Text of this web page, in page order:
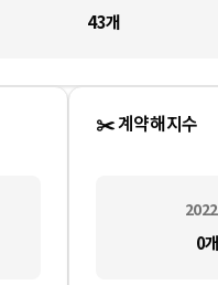
43개
✂️ 계약해지수
2022
0개